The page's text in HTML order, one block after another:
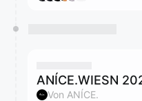
ANÍCE.WIESN
Von ANÍCE.